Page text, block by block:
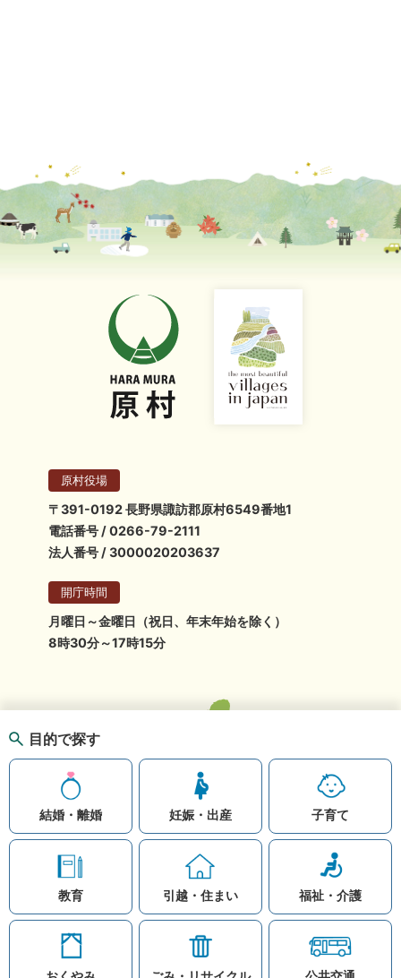
目的で探す
結婚・離婚 妊娠・出産 子育て
教育 引越・住まい 福祉・介護
原村役場
〒391-0192 長野県諏訪郡原村6549番地1
電話番号 / 0266-79-2111
法人番号 / 3000020203637
開庁時間
月曜日～金曜日（祝日、年末年始を除く）
8時30分～17時15分